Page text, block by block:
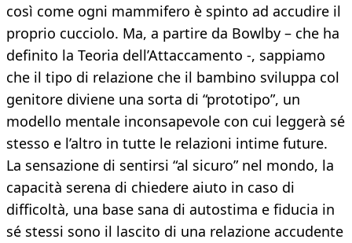
così come ogni mammifero è spinto ad accudire il
proprio cucciolo. Ma, a partire da Bowlby – che ha
definito la Teoria dell’Attaccamento -, sappiamo
che il tipo di relazione che il bambino sviluppa col
genitore diviene una sorta di “prototipo”, un
modello mentale inconsapevole con cui leggerà sé
stesso e l’altro in tutte le relazioni intime future.
La sensazione di sentirsi “al sicuro” nel mondo, la
capacità serena di chiedere aiuto in caso di
difficoltà, una base sana di autostima e fiducia in
sé stessi sono il lascito di una relazione accudente